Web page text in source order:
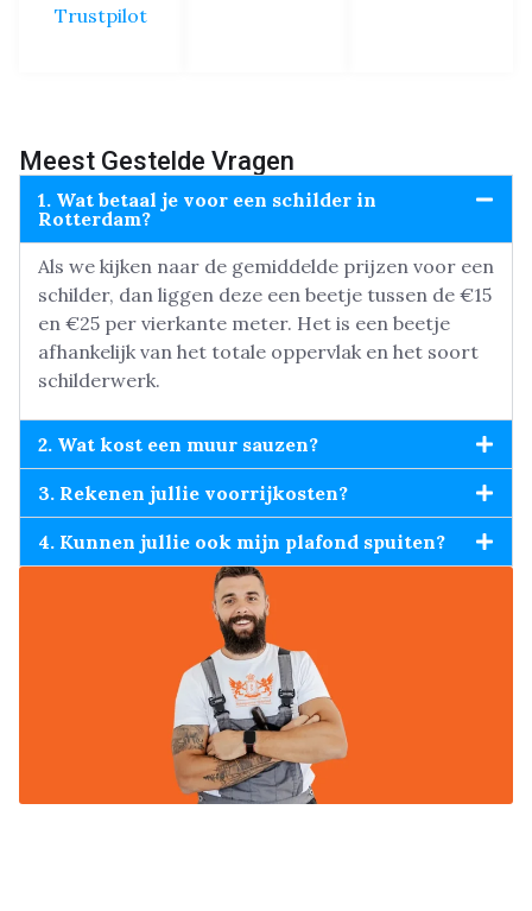
Trustpilot
Meest Gestelde Vragen
1. Wat betaal je voor een schilder in
Rotterdam?
Als we kijken naar de gemiddelde prijzen voor een
schilder, dan liggen deze een beetje tussen de €15
en €25 per vierkante meter. Het is een beetje
afhankelijk van het totale oppervlak en het soort
schilderwerk.
2. Wat kost een muur sauzen?
3. Rekenen jullie voorrijkosten?
4. Kunnen jullie ook mijn plafond spuiten?